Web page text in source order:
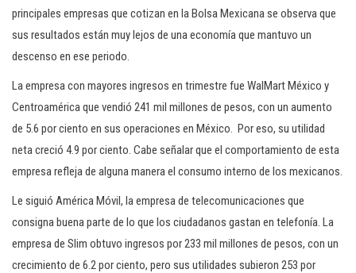
principales empresas que cotizan en la Bolsa Mexicana se observa que
sus resultados están muy lejos de una economía que mantuvo un
descenso en ese periodo.
La empresa con mayores ingresos en trimestre fue WalMart México y
Centroamérica que vendió 241 mil millones de pesos, con un aumento
de 5.6 por ciento en sus operaciones en México. Por eso, su utilidad
neta creció 4.9 por ciento. Cabe señalar que el comportamiento de esta
empresa refleja de alguna manera el consumo interno de los mexicanos.
Le siguió América Móvil, la empresa de telecomunicaciones que
consigna buena parte de lo que los ciudadanos gastan en telefonía. La
empresa de Slim obtuvo ingresos por 233 mil millones de pesos, con un
crecimiento de 6.2 por ciento, pero sus utilidades subieron 253 por